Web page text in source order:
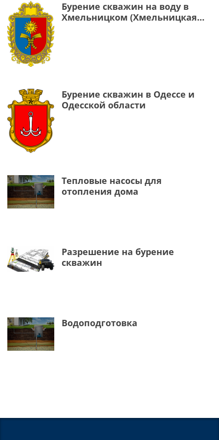
Бурение скважин на воду в
Хмельницком (Хмельницкая
Бурение скважин в Одессе и
Одесской области
Тепловые насосы для
отопления дома
Разрешение на бурение
скважин
Водоподготовка